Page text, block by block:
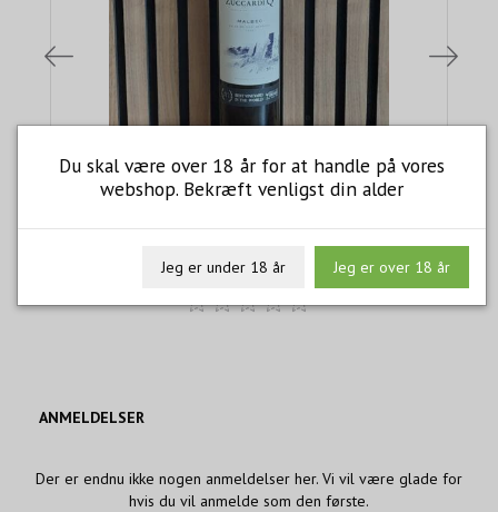
249,00 m/Moms
ANMELDELSER
Der er endnu ikke nogen anmeldelser her. Vi vil være glade for
hvis du vil anmelde som den første.
Du skal være over 18 år for at handle på vores
webshop. Bekræft venligst din alder
Jeg er under 18 år Jeg er over 18 år